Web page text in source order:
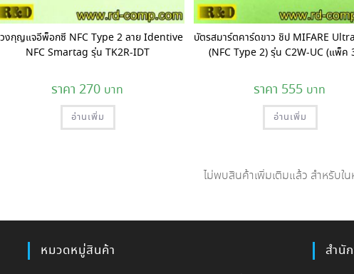
งกุญแจอีพ็อกซี NFC Type 2 ลาย Identive
NFC Smartag รุ่น TK2R-IDT
270
อ่านเพิ่ม
บัตรสมาร์ตคาร์ดขาว ชิป MIFARE
(NFC Type 2) รุ่น C2W-UC (แพ็ค
555
อ่านเพิ่ม
ไม่พบสินค้าเพิ่มเติมแล้ว สำหรับใ
หมวดหมู่สินค้า สำนั